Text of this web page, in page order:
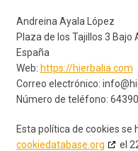
Andreina Ayala López
Plaza de los Tajillos 3 Bajo
España
Web: https://hierbalia.com
Correo electrónico: info@
Número de teléfono:
Esta política de cookies se
cookiedatabase.org
el